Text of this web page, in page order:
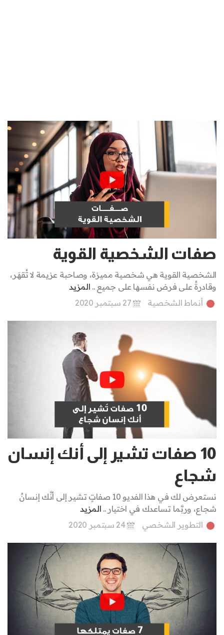
صفات الشخصية القوية
الشخصية القوية هي شخصية مميزة، وصاحبة عزيمة لا تُقهَر،
وقادرةٌ على فرض نفسها على جميع .. المزيد
أنماط الشخصية
27 سبتمبر 2020
10 صفات تشير إلى أنك إنسان
شجاع
نستعرض لك في هذا الفديو 10 صفاتٍ تشير إلى أنَّك إنسانٌ
شجاع، وربَّما تساعدك في اختيار .. المزيد
التطوير الشخصي
24 سبتمبر 2020